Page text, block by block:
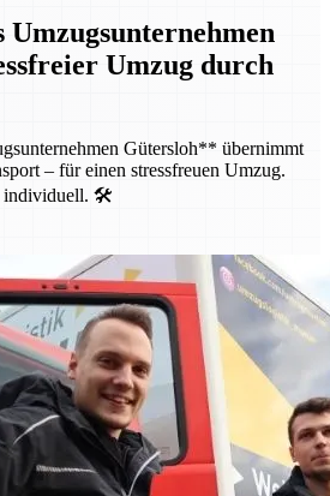
Umzugsunternehmen
Umzug durch
Gütersloh** übernimmt
– für einen stressfreuen Umzug.
individuell. 🛠️